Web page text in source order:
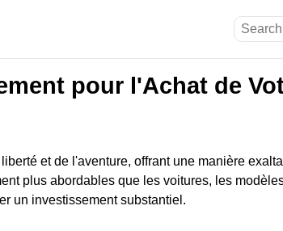
pour l'Achat de
et de l'aventure, offrant une manière
plus abordables que les voitures, les
un investissement substantiel.